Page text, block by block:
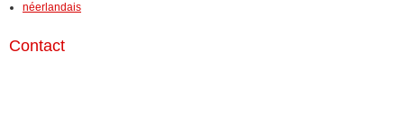
néerlandais
Contact